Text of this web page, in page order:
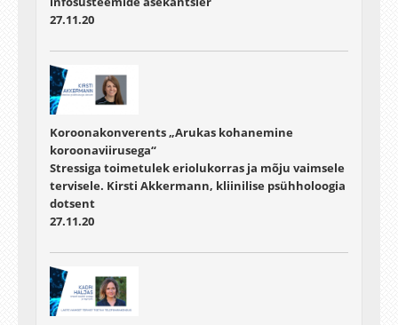
27.11.20
Koroonakonverents „Arukas kohanemine
koroonaviirusega“
Stressiga toimetulek eriolukorras ja mõju vaimsele
tervisele. Kirsti Akkermann, kliinilise psühholoogia
dotsent
27.11.20